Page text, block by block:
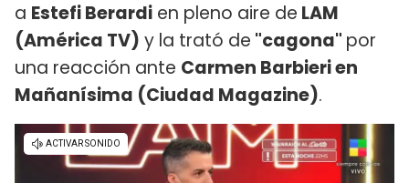
a Estefi Berardi en pleno aire de LAM
(América TV) y la trató de "cagona" por
una reacción ante Carmen Barbieri en
Mañanísima (Ciudad Magazine).